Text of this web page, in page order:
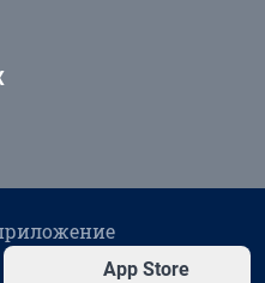
App Store